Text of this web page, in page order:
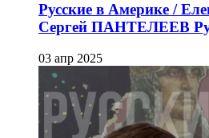
Русские в Америке /
Сергей ПАНТЕЛЕЕВ
03 апр 2025